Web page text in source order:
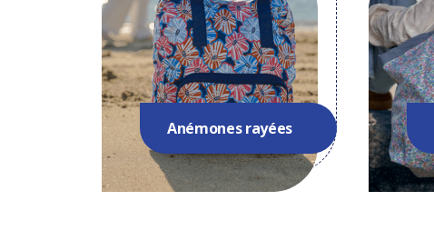
Anémones rayées